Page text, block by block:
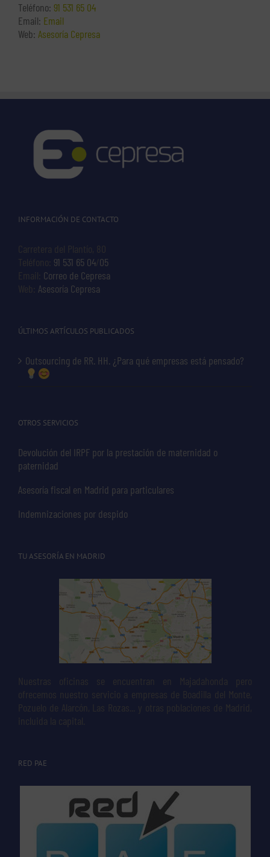
Teléfono: 91 531 65 04
Email: Email
Web: Asesoría Cepresa
INFORMACIÓN DE CONTACTO
Carretera del Plantío, 80
Teléfono: 91 531 65 04 05
Email: Correo de Cepresa
Web: Asesoría Cepresa
ÚLTIMOS ARTÍCULOS PUBLICADOS
Outsourcing de RR. HH. ¿Para qué empresas está pensado?
OTROS SERVICIOS
Devolución del IRPF por la prestación de maternidad o
paternidad
Asesoría fiscal en Madrid para particulares
Indemnizaciones por despido
TU ASESORÍA EN MADRID
Nuestras oficinas se encuentran en Majadahonda pero
ofrecemos nuestro servicio a empresas de Boadilla del Monte,
Pozuelo de Alarcón, Las Rozas... y otras poblaciones de Madrid,
incluida la capital.
RED PAE